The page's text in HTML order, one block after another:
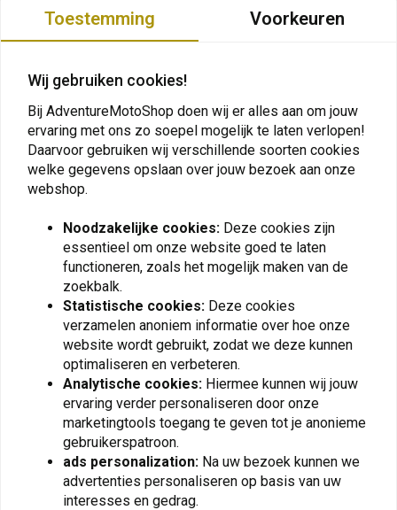
Plaats ook een review
Vergelijkbare producten
Windscherm Adapter
Yamaha Ténéré 700 |
Zwart, Gepoedercoat
€52,95
NATIONAL CYCLE
Vstream Sport/Tour
Windscherm voor Yamaha
'13) | Lichte Tint
€188,27
Toestemming Voorkeuren
Wij gebruiken cookies!
Bij AdventureMotoShop doen wij er alles aan om jouw
ervaring met ons zo soepel mogelijk te laten verlopen!
Daarvoor gebruiken wij verschillende soorten cookies
welke gegevens opslaan over jouw bezoek aan onze
webshop.
Noodzakelijke cookies: Deze cookies zijn
essentieel om onze website goed te laten
functioneren, zoals het mogelijk maken van de
zoekbalk.
Statistische cookies: Deze cookies
verzamelen anoniem informatie over hoe onze
website wordt gebruikt, zodat we deze kunnen
optimaliseren en verbeteren.
Analytische cookies: Hiermee kunnen wij jouw
ervaring verder personaliseren door onze
marketingtools toegang te geven tot je anonieme
gebruikerspatroon.
ads personalization: Na uw bezoek kunnen we
advertenties personaliseren op basis van uw
interesses en gedrag.